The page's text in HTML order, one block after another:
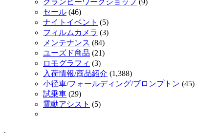
グランピーワークショップ(9)
セール (46)
ナイトイベント (5)
フィルムカメラ (3)
メンテナンス (84)
ユーズド商品 (21)
ロモグラフィ (3)
入荷情報/商品紹介 (1,388)
小径車/フォールディング/ブロンプトン (45)
試乗車 (29)
電動アシスト (5)
.